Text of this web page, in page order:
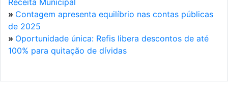
Receita Municipal
» Contagem apresenta equilíbrio nas contas públicas
de 2025
» Oportunidade única: Refis libera descontos de até
100% para quitação de dívidas